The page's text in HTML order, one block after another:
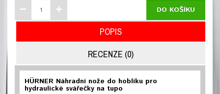
DO KOŠÍKU
POPIS
RECENZE (0)
HÜRNER Náhradní nože do hoblíku pro
hydraulické svářečky na tupo